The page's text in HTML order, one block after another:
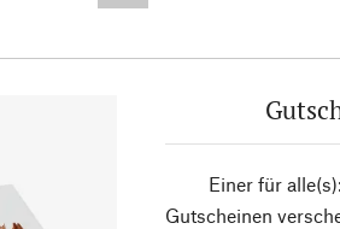
Einer für
Gutscheinen